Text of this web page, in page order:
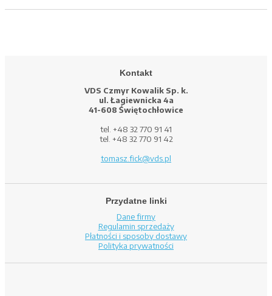
Kontakt
VDS Czmyr Kowalik Sp. k.
ul. Łagiewnicka 4a
41-608 Świętochłowice
tel. +48 32 770 91 41
tel. +48 32 770 91 42
tomasz.fick@vds.pl
Przydatne linki
Dane firmy
Regulamin sprzedaży
Płatności i sposoby dostawy
Polityka prywatności